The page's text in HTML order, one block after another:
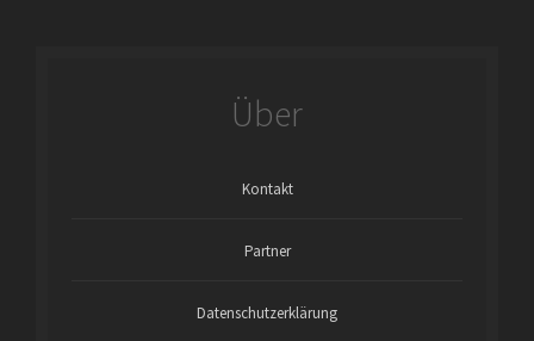
Über
Kontakt
Partner
Datenschutzerklärung